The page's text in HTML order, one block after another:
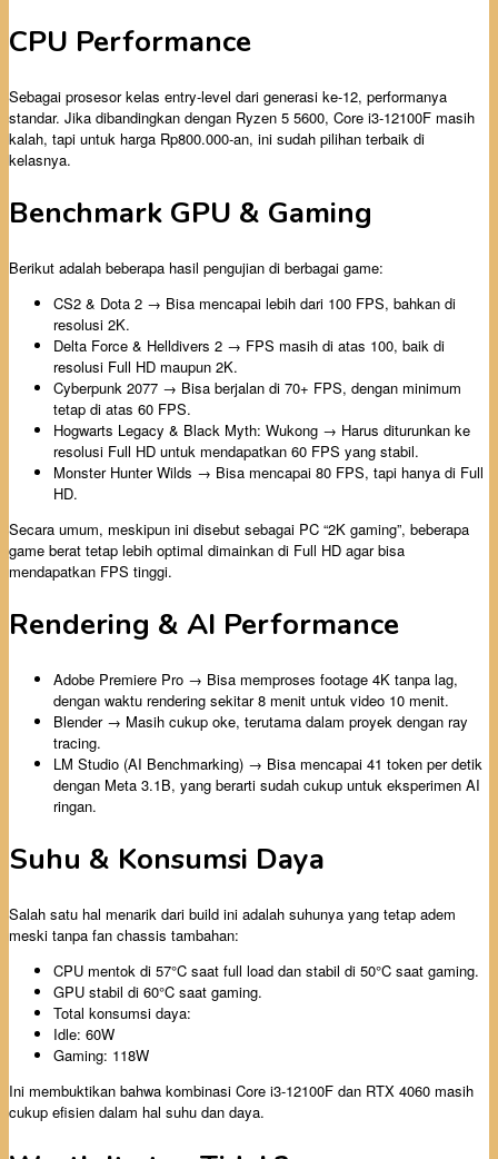
CPU Performance
Sebagai prosesor kelas entry-level dari generasi ke-12, performanya
standar. Jika dibandingkan dengan Ryzen 5 5600, Core i3-12100F masih
kalah, tapi untuk harga Rp800.000-an, ini sudah pilihan terbaik di
kelasnya.
Benchmark GPU & Gaming
Berikut adalah beberapa hasil pengujian di berbagai game:
CS2 & Dota 2 → Bisa mencapai lebih dari 100 FPS, bahkan di
resolusi 2K.
Delta Force & Helldivers 2 → FPS masih di atas 100, baik di
resolusi Full HD maupun 2K.
Cyberpunk 2077 → Bisa berjalan di 70+ FPS, dengan minimum
tetap di atas 60 FPS.
Hogwarts Legacy & Black Myth: Wukong → Harus diturunkan ke
resolusi Full HD untuk mendapatkan 60 FPS yang stabil.
Monster Hunter Wilds → Bisa mencapai 80 FPS, tapi hanya di Full
HD.
Secara umum, meskipun ini disebut sebagai PC “2K gaming”, beberapa
game berat tetap lebih optimal dimainkan di Full HD agar bisa
mendapatkan FPS tinggi.
Rendering & AI Performance
Adobe Premiere Pro → Bisa memproses footage 4K tanpa lag,
dengan waktu rendering sekitar 8 menit untuk video 10 menit.
Blender → Masih cukup oke, terutama dalam proyek dengan ray
tracing.
LM Studio (AI Benchmarking) → Bisa mencapai 41 token per detik
dengan Meta 3.1B, yang berarti sudah cukup untuk eksperimen AI
ringan.
Suhu & Konsumsi Daya
Salah satu hal menarik dari build ini adalah suhunya yang tetap adem
meski tanpa fan chassis tambahan:
CPU mentok di 57°C saat full load dan stabil di 50°C saat gaming.
GPU stabil di 60°C saat gaming.
Total konsumsi daya:
Idle: 60W
Gaming: 118W
Ini membuktikan bahwa kombinasi Core i3-12100F dan RTX 4060 masih
cukup efisien dalam hal suhu dan daya.